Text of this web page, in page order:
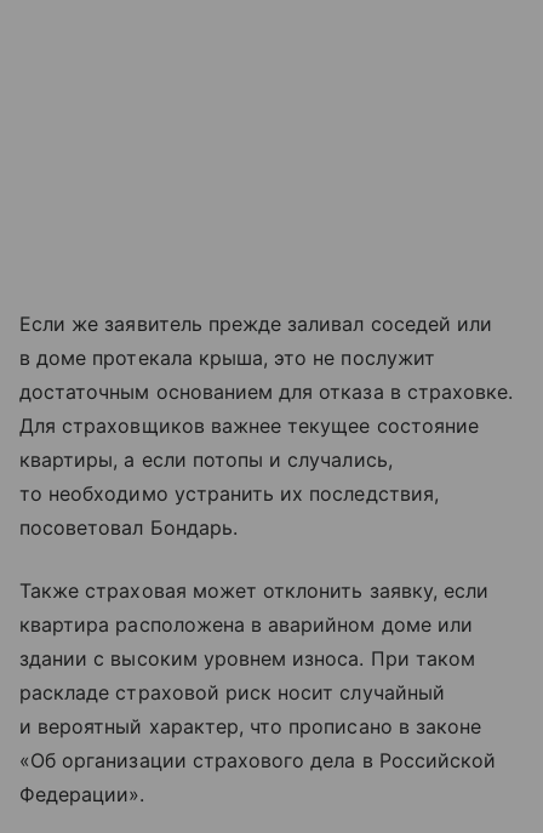
Если же заявитель прежде заливал соседей или
в доме протекала крыша, это не послужит
достаточным основанием для отказа в страховке.
Для страховщиков важнее текущее состояние
квартиры, а если потопы и случались,
то необходимо устранить их последствия,
посоветовал Бондарь.
Также страховая может отклонить заявку, если
квартира расположена в аварийном доме или
здании с высоким уровнем износа. При таком
раскладе страховой риск носит случайный
и вероятный характер, что прописано в законе
«Об организации страхового дела в Российской
Федерации».